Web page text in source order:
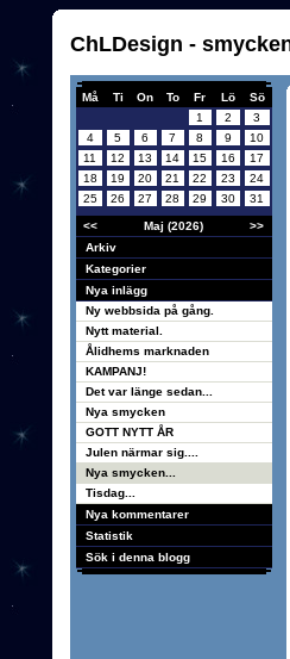
ChLDesign -
Må Ti On To Fr Lö
Sö
1
2
3
4
5 6 7 8 9
10
11
12 13 14 15 16
17
18
19 20 21 22 23
24
25
26 27 28 29 30 31
<< Maj (2026)
>>
Arkiv
Kategorier
Nya inlägg
Ny webbsida på gång.
Nytt material.
Ålidhems marknaden
KAMPANJ!
Det var länge sedan...
Nya smycken
GOTT NYTT ÅR
Julen närmar sig....
Nya smycken...
Tisdag...
Nya kommentarer
Statistik
Sök i denna blogg